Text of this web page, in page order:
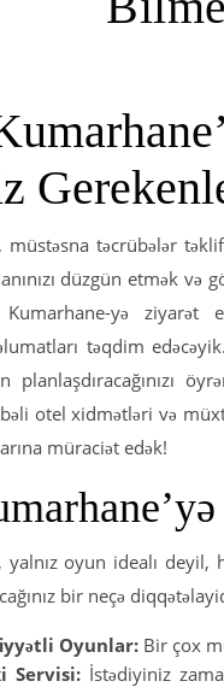
müstəsna təcrübələr
düzgün etmək
Kumarhane-yə
təqdim
planlaşdıracağınızı
otel xidmətləri və
müraciət edək!
yalnız oyun idealı
bir neçə
Oyunlar: Bir çox
Servisi:İstədiyiniz